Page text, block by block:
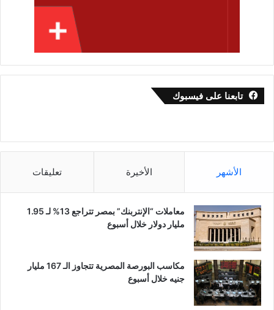
تابعنا على فيسبوك
الأشهر الأخيرة تعليقات
معاملات “الإنتربنك” بمصر تتراجع 13% لـ 1.95
مليار دولار خلال أسبوع
مكاسب البورصة المصرية تتجاوز الـ 167 مليار
جنيه خلال أسبوع